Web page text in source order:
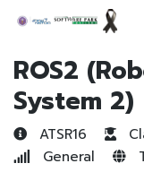
ROS2
System 2)
ATSR16
General